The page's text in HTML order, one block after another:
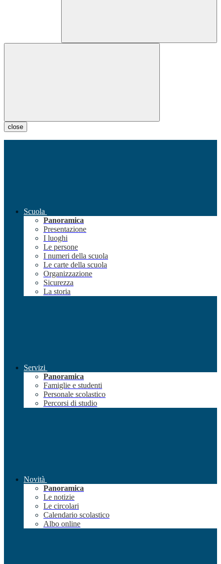
close
Scuola
Panoramica
Presentazione
I luoghi
Le persone
I numeri della scuola
Le carte della scuola
Organizzazione
Sicurezza
La storia
Servizi
Panoramica
Famiglie e studenti
Personale scolastico
Percorsi di studio
Novità
Panoramica
Le notizie
Le circolari
Calendario scolastico
Albo online